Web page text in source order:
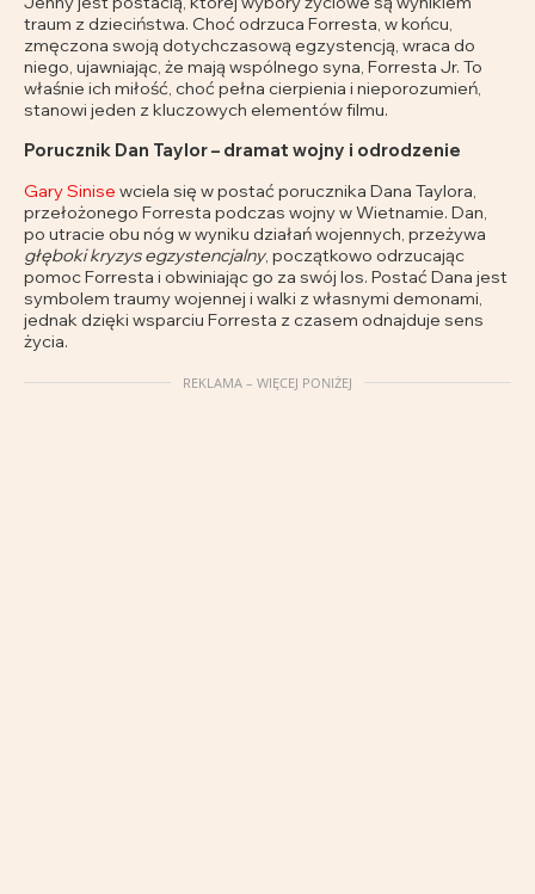
traum z dzieciństwa. Choć odrzuca Forresta, w końcu,
zmęczona swoją dotychczasową egzystencją, wraca do
niego, ujawniając, że mają wspólnego syna, Forresta Jr. To
właśnie ich miłość, choć pełna cierpienia i nieporozumień,
stanowi jeden z kluczowych elementów filmu.
Porucznik Dan Taylor – dramat wojny i odrodzenie
Gary Sinise wciela się w postać porucznika Dana Taylora,
przełożonego Forresta podczas wojny w Wietnamie. Dan,
po utracie obu nóg w wyniku działań wojennych, przeżywa
głęboki kryzys egzystencjalny, początkowo odrzucając
pomoc Forresta i obwiniając go za swój los. Postać Dana jest
symbolem traumy wojennej i walki z własnymi demonami,
jednak dzięki wsparciu Forresta z czasem odnajduje sens
życia.
REKLAMA – WIĘCEJ PONIŻEJ